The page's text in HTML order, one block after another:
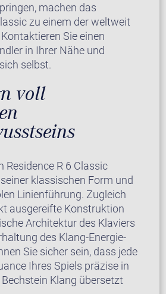
machen das
zu einem der weltweit
Sie einen
in Ihrer Nähe und
selbst.
voll
Residence R 6 Classic
klassischen Form und
Linienführung. Zugleich
ausgereifte Konstruktion
Architektur des Klaviers
des Klang-Energie-
Sie sicher sein, dass jede
Ihres Spiels präzise in
Klang übersetzt